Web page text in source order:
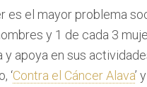
es el mayor problema
y 1 de cada 3
y apoya en sus
‘Contra el Cáncer Alava’ y